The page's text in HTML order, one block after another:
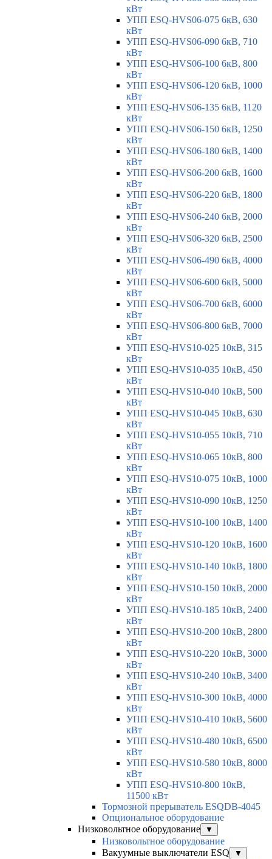
кВт
УПП ESQ-HVS06-075 6кВ, 630
кВт
УПП ESQ-HVS06-090 6кВ, 710
кВт
УПП ESQ-HVS06-100 6кВ, 800
кВт
УПП ESQ-HVS06-120 6кВ, 1000
кВт
УПП ESQ-HVS06-135 6кВ, 1120
кВт
УПП ESQ-HVS06-150 6кВ, 1250
кВт
УПП ESQ-HVS06-180 6кВ, 1400
кВт
УПП ESQ-HVS06-200 6кВ, 1600
кВт
УПП ESQ-HVS06-220 6кВ, 1800
кВт
УПП ESQ-HVS06-240 6кВ, 2000
кВт
УПП ESQ-HVS06-320 6кВ, 2500
кВт
УПП ESQ-HVS06-490 6кВ, 4000
кВт
УПП ESQ-HVS06-600 6кВ, 5000
кВт
УПП ESQ-HVS06-700 6кВ, 6000
кВт
УПП ESQ-HVS06-800 6кВ, 7000
кВт
УПП ESQ-HVS10-025 10кВ, 315
кВт
УПП ESQ-HVS10-035 10кВ, 450
кВт
УПП ESQ-HVS10-040 10кВ, 500
кВт
УПП ESQ-HVS10-045 10кВ, 630
кВт
УПП ESQ-HVS10-055 10кВ, 710
кВт
УПП ESQ-HVS10-065 10кВ, 800
кВт
УПП ESQ-HVS10-075 10кВ, 1000
кВт
УПП ESQ-HVS10-090 10кВ, 1250
кВт
УПП ESQ-HVS10-100 10кВ, 1400
кВт
УПП ESQ-HVS10-120 10кВ, 1600
кВт
УПП ESQ-HVS10-140 10кВ, 1800
кВт
УПП ESQ-HVS10-150 10кВ, 2000
кВт
УПП ESQ-HVS10-185 10кВ, 2400
кВт
УПП ESQ-HVS10-200 10кВ, 2800
кВт
УПП ESQ-HVS10-220 10кВ, 3000
кВт
УПП ESQ-HVS10-240 10кВ, 3400
кВт
УПП ESQ-HVS10-300 10кВ, 4000
кВт
УПП ESQ-HVS10-410 10кВ, 5600
кВт
УПП ESQ-HVS10-480 10кВ, 6500
кВт
УПП ESQ-HVS10-580 10кВ, 8000
кВт
УПП ESQ-HVS10-800 10кВ,
11500 кВт
Тормозной прерыватель ESQDB-4045
Опциональное оборудование
Низковольтное оборудование
▼
Низковольтное оборудование
Вакуумные выключатели ESQ
▼